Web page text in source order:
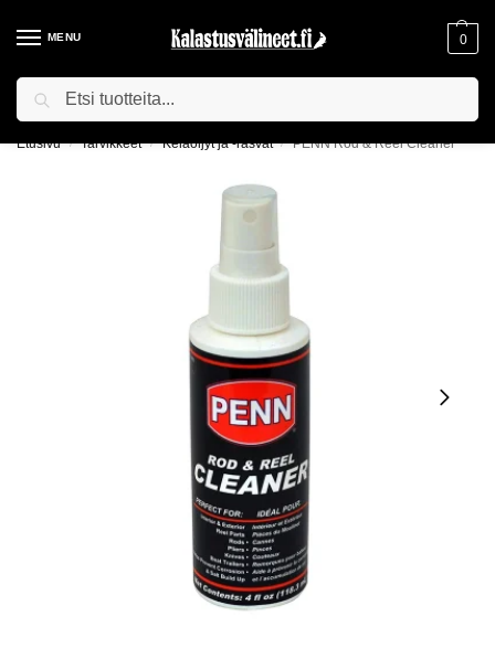
MENU 0
ILMAINEN TOIMITUS YLI 75€ TILAUKSILLE!
Etusivu / Tarvikkeet / Kelaöljyt ja -rasvat / PENN Rod & Reel Cleaner